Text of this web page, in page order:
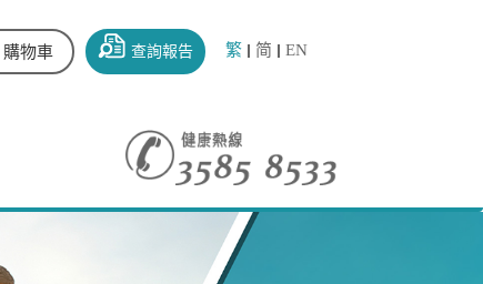
繁 简 EN
查詢報告
購物車